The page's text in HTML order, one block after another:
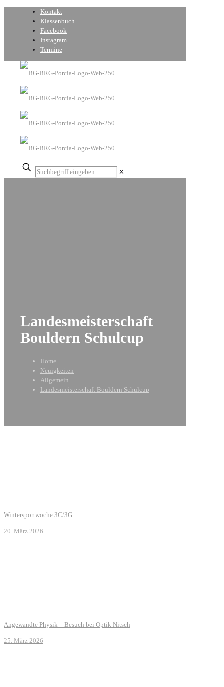
Kontakt
Klassenbuch
Facebook
Instagram
Termine
✕
Landesmeisterschaft
Bouldern Schulcup
Home
Neuigkeiten
Allgemein
Landesmeisterschaft Bouldern Schulcup
Wintersportwoche 3C/3G
20. März 2026
Angewandte Physik – Besuch bei Optik Nitsch
25. März 2026